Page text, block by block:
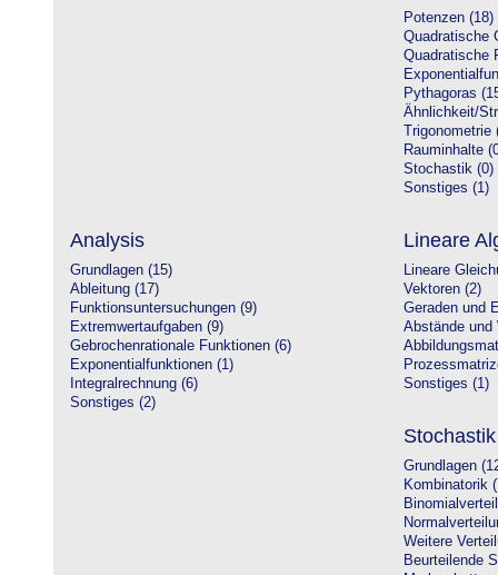
Potenzen (18)
Quadratische
Quadratische
Pythagoras
Ähnlichkeit/
Trigonometrie
Rauminhalte
Stochastik (0)
Sonstiges (1)
Analysis
Grundlagen (15)
Ableitung (17)
Funktionsuntersuchungen (9)
Extremwertaufgaben (9)
Gebrochenrationale Funktionen (6)
Exponentialfunktionen (1)
Integralrechnung (6)
Sonstiges (2)
Lineare
Lineare
Vektoren (2)
Geraden und
Abstände und
Sonstiges (1)
Stochastik
Grundlagen
Kombinatorik
Weitere
Beurteilende